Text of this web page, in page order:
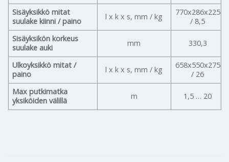
Sisäyksikkö mitat
suulake kiinni / paino
l x k x s, mm / kg
770x286x225
/ 8,5
Sisäyksikön korkeus
suulake auki
mm 330,3
Ulkoyksikkö mitat /
paino
l x k x s, mm / kg
658x550x275
/ 26
Max putkimatka
yksiköiden välillä
m 1,5 … 20